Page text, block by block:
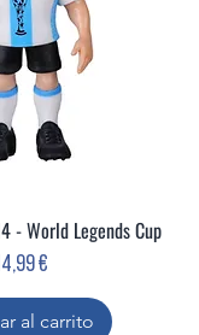
rápida
- World Legends Cup
€
al carrito